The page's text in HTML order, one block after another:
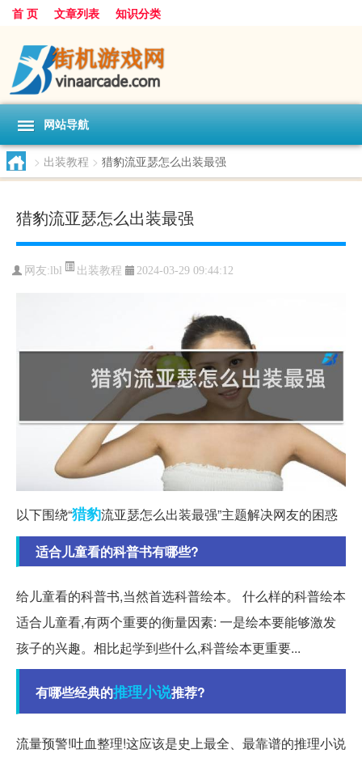
首 页 文章列表 知识分类
网站导航
> 出装教程 > 猎豹流亚瑟怎么出装最强
猎豹流亚瑟怎么出装最强
网友: lbl 出装教程 2024-03-29 09:44:12
以下围绕“猎豹流亚瑟怎么出装最强”主题解决网友的困惑
适合儿童看的科普书有哪些?
给儿童看的科普书,当然首选科普绘本。 什么样的科普绘本
适合儿童看,有两个重要的衡量因素: 一是绘本要能够激发
孩子的兴趣。相比起学到些什么,科普绘本更重要...
有哪些经典的推理小说推荐?
流量预警!吐血整理!这应该是史上最全、最靠谱的推理小说